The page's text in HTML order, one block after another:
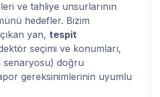
ve tahliye unsurlarının
hedefler. Bizim
yan, tespit
seçimi ve konumları,
senaryosu) doğru
gereksinimlerinin uyumlu